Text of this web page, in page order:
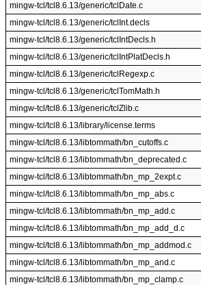
mingw-tcl/tcl8.6.13/generic/tclDate.c
mingw-tcl/tcl8.6.13/generic/tclInt.decls
mingw-tcl/tcl8.6.13/generic/tclIntDecls.h
mingw-tcl/tcl8.6.13/generic/tclIntPlatDecls.h
mingw-tcl/tcl8.6.13/generic/tclRegexp.c
mingw-tcl/tcl8.6.13/generic/tclTomMath.h
mingw-tcl/tcl8.6.13/generic/tclZlib.c
mingw-tcl/tcl8.6.13/library/license.terms
mingw-tcl/tcl8.6.13/libtommath/bn_cutoffs.c
mingw-tcl/tcl8.6.13/libtommath/bn_deprecated.c
mingw-tcl/tcl8.6.13/libtommath/bn_mp_2expt.c
mingw-tcl/tcl8.6.13/libtommath/bn_mp_abs.c
mingw-tcl/tcl8.6.13/libtommath/bn_mp_add.c
mingw-tcl/tcl8.6.13/libtommath/bn_mp_add_d.c
mingw-tcl/tcl8.6.13/libtommath/bn_mp_addmod.c
mingw-tcl/tcl8.6.13/libtommath/bn_mp_and.c
mingw-tcl/tcl8.6.13/libtommath/bn_mp_clamp.c